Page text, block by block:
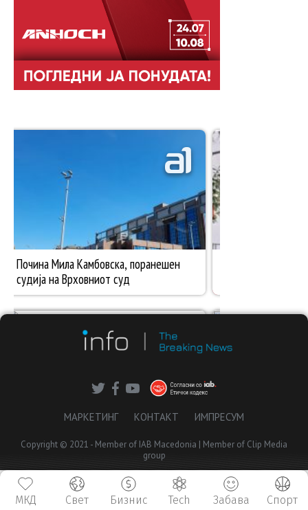
МКД Свет Бизнис Tech Забава Спорт
МАРКЕТИНГ КОНТАКТ ИМПРЕСУМ
Copyright © 2021 - Member of IAB Macedonia | Member of Clip Media
group